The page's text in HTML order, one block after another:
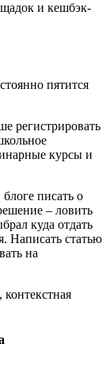
и кешбэк-
регистрировать
курсы и
писать о
– ловить
куда отдать
Написать статью
на